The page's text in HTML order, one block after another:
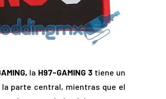
la H97-GAMING 3 tiene un
parte central, mientras que el